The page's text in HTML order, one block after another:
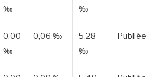
‰
‰
0,00
‰
0,06 ‰
5,28
‰
Publiée